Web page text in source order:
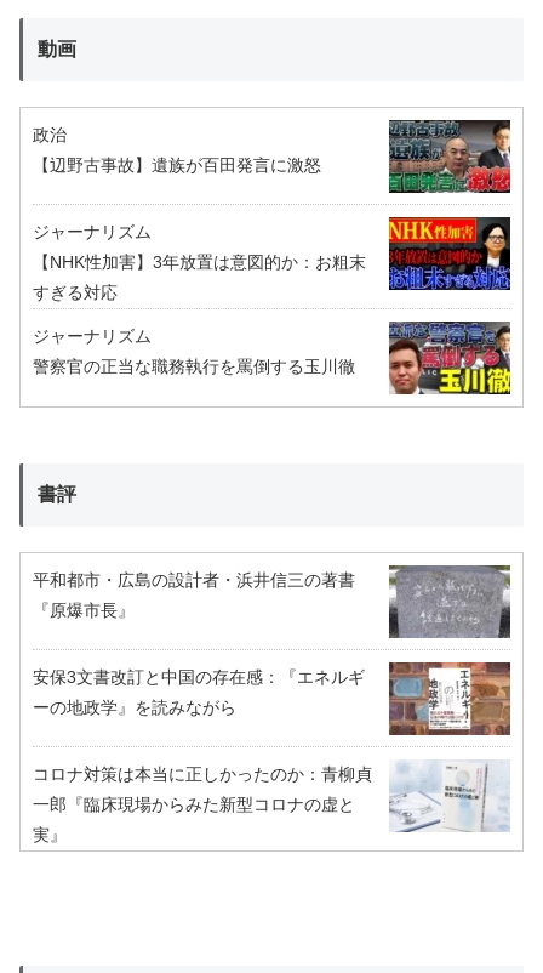
動画
政治
【辺野古事故】遺族が百田発言に激怒
ジャーナリズム
【NHK性加害】3年放置は意図的か：お粗末
すぎる対応
ジャーナリズム
警察官の正当な職務執行を罵倒する玉川徹
書評
平和都市・広島の設計者・浜井信三の著書
『原爆市長』
安保3文書改訂と中国の存在感：『エネルギ
ーの地政学』を読みながら
コロナ対策は本当に正しかったのか：青柳貞
一郎『臨床現場からみた新型コロナの虚と
実』